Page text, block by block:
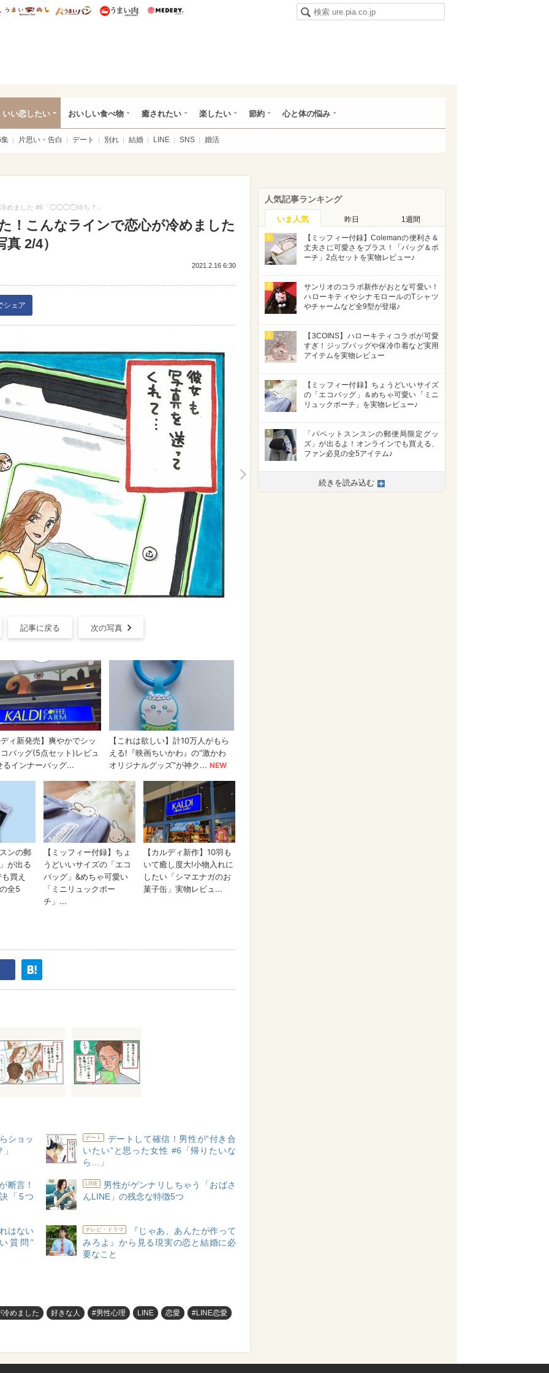
研 ディズニー特集
mimot. うまいめし うまいパン うまい肉
いい恋したい おいしい食べ物 癒されたい 楽したい 節約 心と体の悩み
片思い・告白 デート 別れ 結婚 LINE SNS 婚活
冷めました #6「◯◯◯◯待ち？」
！こんなラインで恋心が冷めました
2/4）
2021.2.16 6:30
シェア
>
記事に戻る 次の写真
ショッ
デート
デートして確信！男性が“付き合
いたい”と思った女性 #6「帰りたいな
ら…」
断言！
「5つ
LINE
男性がゲンナリしちゃう「おばさ
んLINE」の残念な特徴5つ
はない
質問”
テレビ・ドラマ
『じゃあ、あんたが作って
みろよ』から見る現実の恋と結婚に必
要なこと
めました 好きな人 #男性心理 LINE 恋愛 #LINE恋愛
人気記事ランキング
いま人気 昨日 1週間
1
【ミッフィー付録】Colemanの便利さ＆
丈夫さに可愛さをプラス！「バッグ＆ポ
ーチ」2点セットを実物レビュー♪
2
サンリオのコラボ新作がおとな可愛い！
ハローキティやシナモロールのTシャツ
やチャームなど全9型が登場♪
3
【3COINS】ハローキティコラボが可愛
すぎ！ジップバッグや保冷巾着など実用
アイテムを実物レビュー
4
【ミッフィー付録】ちょうどいいサイズ
の「エコバッグ」＆めちゃ可愛い「ミニ
リュックポーチ」を実物レビュー♪
5
「パペットスンスンの郵便局限定グッ
ズ」が出るよ！オンラインでも買える、
ファン必見の全5アイテム♪
続きを読み込む